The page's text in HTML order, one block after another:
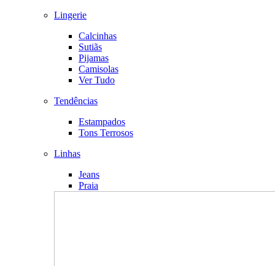
Lingerie
Calcinhas
Sutiãs
Pijamas
Camisolas
Ver Tudo
Tendências
Estampados
Tons Terrosos
Linhas
Jeans
Praia